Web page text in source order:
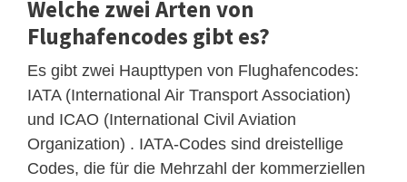
Welche zwei Arten von
Flughafencodes gibt es?
Es gibt zwei Haupttypen von Flughafencodes:
IATA (International Air Transport Association)
und ICAO (International Civil Aviation
Organization) . IATA-Codes sind dreistellige
Codes, die für die Mehrzahl der kommerziellen